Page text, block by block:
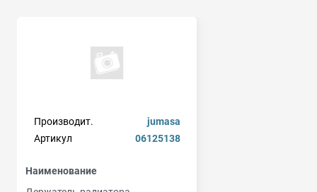
Производит.
jumasa
Артикул
06125138
Наименование